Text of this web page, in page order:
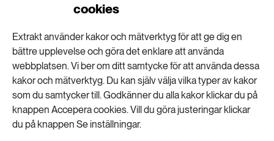
cookies
Extrakt använder kakor och mätverktyg för att ge dig en
bättre upplevelse och göra det enklare att använda
webbplatsen. Vi ber om ditt samtycke för att använda dessa
kakor och mätverktyg. Du kan själv välja vilka typer av kakor
som du samtycker till. Godkänner du alla kakor klickar du på
knappen Accepera cookies. Vill du göra justeringar klickar
du på knappen Se inställningar.
Den allra värsta branden 2018 rasade i Ljusdal i
Hälsingland. Den bredde ut sig flera mil över
landskapet. Släckningsarbetet var svårt på grund av
det torra och blåsiga vädret. När branden till slut var
släckt omvandlades en del av den skadade skogen
till naturreservat. Tack vare det kan man jämföra